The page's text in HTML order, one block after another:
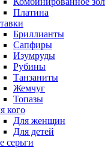
Платина
Бриллианты
Сапфиры
Изумруды
Рубины
Танзаниты
Жемчуг
Топазы
кого
Для женщин
Для детей
серьги